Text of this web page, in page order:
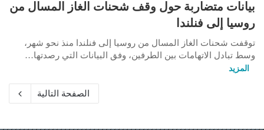
بيانات متضاربة حول وقف شحنات الغاز المسال من
روسيا إلى فنلندا
توقفت شحنات الغاز المسال من روسيا إلى فنلندا منذ نحو شهر،
وسط تبادل الاتهامات بين الطرفين، وفق البيانات التي رصدتها…
المزيد
الصفحة التالية